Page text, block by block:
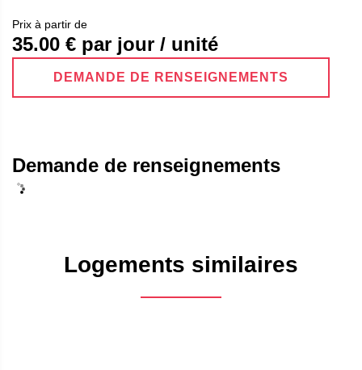
Prix ​​à partir de
35.00 € par jour / unité
DEMANDE DE RENSEIGNEMENTS
Demande de renseignements
Logements similaires